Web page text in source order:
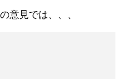
の意見では、、、